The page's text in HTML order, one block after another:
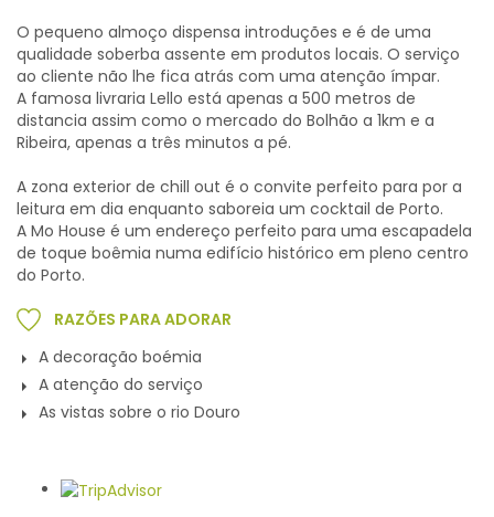
O pequeno almoço dispensa introduções e é de uma
qualidade soberba assente em produtos locais. O serviço
ao cliente não lhe fica atrás com uma atenção ímpar.
A famosa livraria Lello está apenas a 500 metros de
distancia assim como o mercado do Bolhão a 1km e a
Ribeira, apenas a três minutos a pé.
A zona exterior de chill out é o convite perfeito para por a
leitura em dia enquanto saboreia um cocktail de Porto.
A Mo House é um endereço perfeito para uma escapadela
de toque boêmia numa edifício histórico em pleno centro
do Porto.
RAZÕES PARA ADORAR
A decoração boémia
A atenção do serviço
As vistas sobre o rio Douro